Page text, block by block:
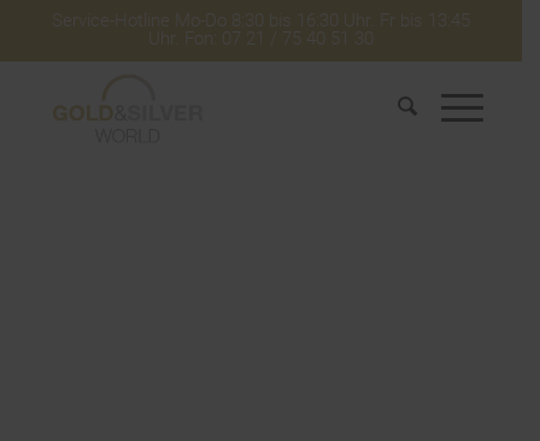
Service-Hotline Mo-Do 8:30 bis 16:30 Uhr. Fr bis 13:45
Uhr. Fon: 07 21 / 75 40 51 30